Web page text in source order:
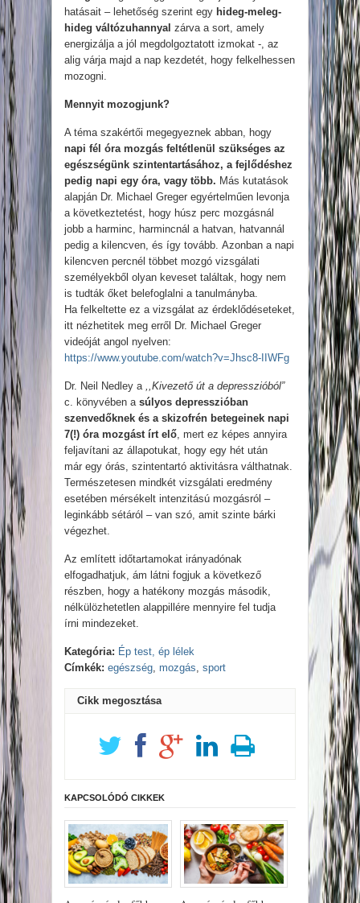
hatásait – lehetőség szerint egy hideg-meleg-
hideg váltózuhannyal zárva a sort, amely
energizálja a jól megdolgoztatott izmokat -, az
alig várja majd a nap kezdetét, hogy felkelhessen
mozogni.
Mennyit mozogjunk?
A téma szakértői megegyeznek abban, hogy
napi fél óra mozgás feltétlenül szükséges az
egészségünk szintentartásához, a fejlődéshez
pedig napi egy óra, vagy több. Más kutatások
alapján Dr. Michael Greger egyértelműen levonja
a következtetést, hogy húsz perc mozgásnál
jobb a harminc, harmincnál a hatvan, hatvannál
pedig a kilencven, és így tovább. Azonban a napi
kilencven percnél többet mozgó vizsgálati
személyekből olyan keveset találtak, hogy nem
is tudták őket belefoglalni a tanulmányba.
Ha felkeltette ez a vizsgálat az érdeklődéseteket,
itt nézhetitek meg erről Dr. Michael Greger
videóját angol nyelven:
https://www.youtube.com/watch?v=Jhsc8-IIWFg
Dr. Neil Nedley a ,,Kivezető út a depresszióból”
c. könyvében a súlyos depresszióban
szenvedőknek és a skizofrén betegeinek napi
7(!) óra mozgást írt elő, mert ez képes annyira
feljavítani az állapotukat, hogy egy hét után
már egy órás, szintentartó aktivitásra válthatnak.
Természetesen mindkét vizsgálati eredmény
esetében mérsékelt intenzitású mozgásról –
leginkább sétáról – van szó, amit szinte bárki
végezhet.
Az említett időtartamokat irányadónak
elfogadhatjuk, ám látni fogjuk a következő
részben, hogy a hatékony mozgás második,
nélkülözhetetlen alappillére mennyire fel tudja
írni mindezeket.
Kategória: Ép test, ép lélek
Címkék: egészség, mozgás, sport
Cikk megosztása
KAPCSOLÓDÓ CIKKEK